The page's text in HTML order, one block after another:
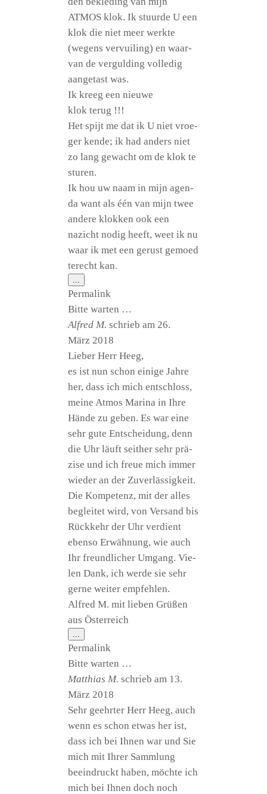
ATMOS klok. Ik stu­ur­de U een
klok die niet meer werk­te
(wegens ver­vui­ling) en waar­
van de ver­gul­ding vol­le­dig
aan­ge­tast was.
Ik kreeg een nieu­we
klok terug !!!
Het spijt me dat ik U niet vroe­
ger ken­de; ik had anders niet
zo lang gewacht om de klok te
sturen.
Ik hou uw naam in mijn agen­
da want als één van mijn twee
ande­re klok­ken ook een
nazicht nodig heeft, weet ik nu
waar ik met een gerust gemoed
terecht kan.
...
Metabox
ein-/ausblenden.
Per­ma­link
Bit­te warten …
Alfred M. schrieb am 26.
März 2018
Lie­ber Herr Heeg,
es ist nun schon eini­ge Jah­re
her, dass ich mich ent­schloss,
mei­ne Atmos Mari­na in Ihre
Hän­de zu geben. Es war eine
sehr gute Ent­schei­dung, denn
die Uhr läuft seit­her sehr prä­
zi­se und ich freue mich immer
wie­der an der Zuver­läs­sig­keit.
Die Kom­pe­tenz, mit der alles
beglei­tet wird, von Ver­sand bis
Rück­kehr der Uhr ver­dient
eben­so Erwäh­nung, wie auch
Ihr freund­li­cher Umgang. Vie­
len Dank, ich wer­de sie sehr
ger­ne wei­ter empfehlen.
Alfred M. mit lie­ben Grü­ßen
aus Österreich
...
Metabox
ein-/ausblenden.
Per­ma­link
Bit­te warten …
Mat­thi­as M. schrieb am 13.
März 2018
Sehr geehr­ter Herr Heeg, auch
wenn es schon etwas her ist,
dass ich bei Ihnen war und Sie
mich mit Ihrer Samm­lung
beein­druckt haben, möch­te ich
mich bei Ihnen doch noch